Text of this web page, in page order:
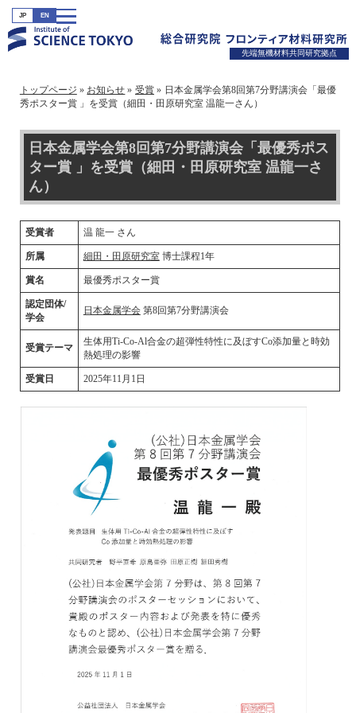
JP EN
先端無機材料共同研究拠点
トップページ お知らせ 受賞
日本金属学会第8回第7分野講演会「最優
秀ポスター賞 」を受賞（細田・田原研究室 温龍一さん）
日本金属学会第8回第7分野講演会「最優秀ポス
ター賞 」を受賞（細田・田原研究室 温龍一さ
ん）
受賞者 温 龍一 さん
所属 細田・田原研究室博士課程1年
賞名 最優秀ポスター賞
認定団体/
学会
日本金属学会第8回第7分野講演会
受賞テーマ
生体用Ti-Co-Al合金の超弾性特性に及ぼすCo添加量と時効
熱処理の影響
受賞日 2025年11月1日